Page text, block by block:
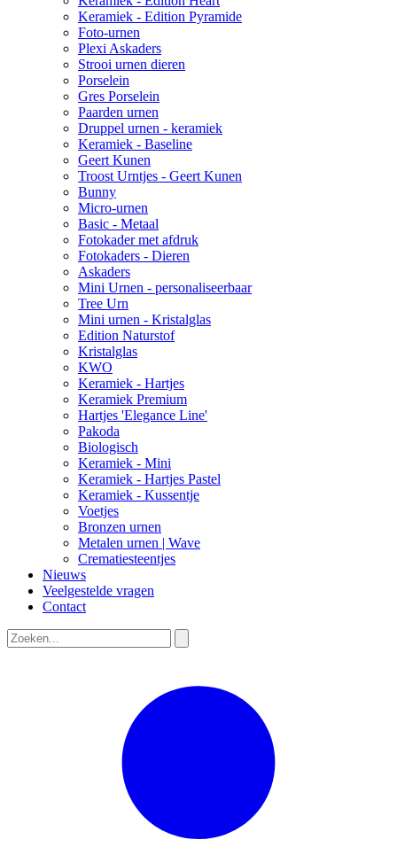
Keramiek - Edition Pyramide
Foto-urnen
Plexi Askaders
Strooi urnen dieren
Porselein
Gres Porselein
Paarden urnen
Druppel urnen - keramiek
Keramiek - Baseline
Geert Kunen
Troost Urntjes - Geert Kunen
Bunny
Micro-urnen
Basic - Metaal
Fotokader met afdruk
Fotokaders - Dieren
Askaders
Mini Urnen - personaliseerbaar
Tree Urn
Mini urnen - Kristalglas
Edition Naturstof
Kristalglas
KWO
Keramiek - Hartjes
Keramiek Premium
Hartjes 'Elegance Line'
Pakoda
Biologisch
Keramiek - Mini
Keramiek - Hartjes Pastel
Keramiek - Kussentje
Voetjes
Bronzen urnen
Metalen urnen | Wave
Crematiesteentjes
Nieuws
Veelgestelde vragen
Contact